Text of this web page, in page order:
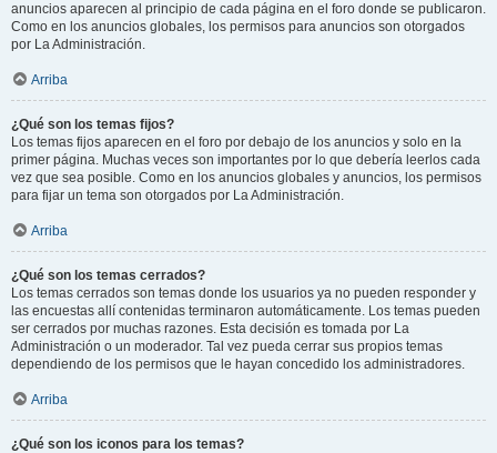
anuncios aparecen al principio de cada página en el foro donde se publicaron.
Como en los anuncios globales, los permisos para anuncios son otorgados
por La Administración.
Arriba
¿Qué son los temas fijos?
Los temas fijos aparecen en el foro por debajo de los anuncios y solo en la
primer página. Muchas veces son importantes por lo que debería leerlos cada
vez que sea posible. Como en los anuncios globales y anuncios, los permisos
para fijar un tema son otorgados por La Administración.
Arriba
¿Qué son los temas cerrados?
Los temas cerrados son temas donde los usuarios ya no pueden responder y
las encuestas allí contenidas terminaron automáticamente. Los temas pueden
ser cerrados por muchas razones. Esta decisión es tomada por La
Administración o un moderador. Tal vez pueda cerrar sus propios temas
dependiendo de los permisos que le hayan concedido los administradores.
Arriba
¿Qué son los iconos para los temas?